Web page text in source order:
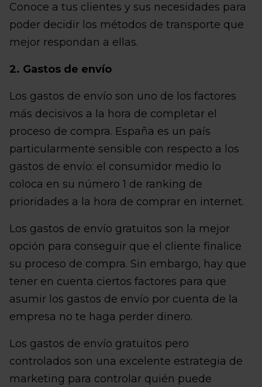
Conoce a tus clientes y sus necesidades para
poder decidir los métodos de transporte que
mejor respondan a ellas.
2. Gastos de envío
Los gastos de envío son uno de los factores
más decisivos a la hora de completar el
proceso de compra. España es un país
particularmente sensible con respecto a los
gastos de envío: el consumidor medio lo
coloca en su número 1 de ranking de
prioridades a la hora de comprar en internet.
Los gastos de envío gratuitos son la mejor
opción para conseguir que el cliente finalice
su proceso de compra. Sin embargo, hay que
tener en cuenta ciertos factores para que
asumir los gastos de envío por cuenta de la
empresa no te haga perder dinero.
Los gastos de envío gratuitos pero
controlados son una excelente estrategia de
marketing para controlar quién puede